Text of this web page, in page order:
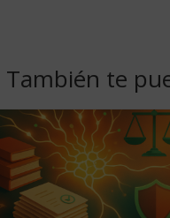
También te